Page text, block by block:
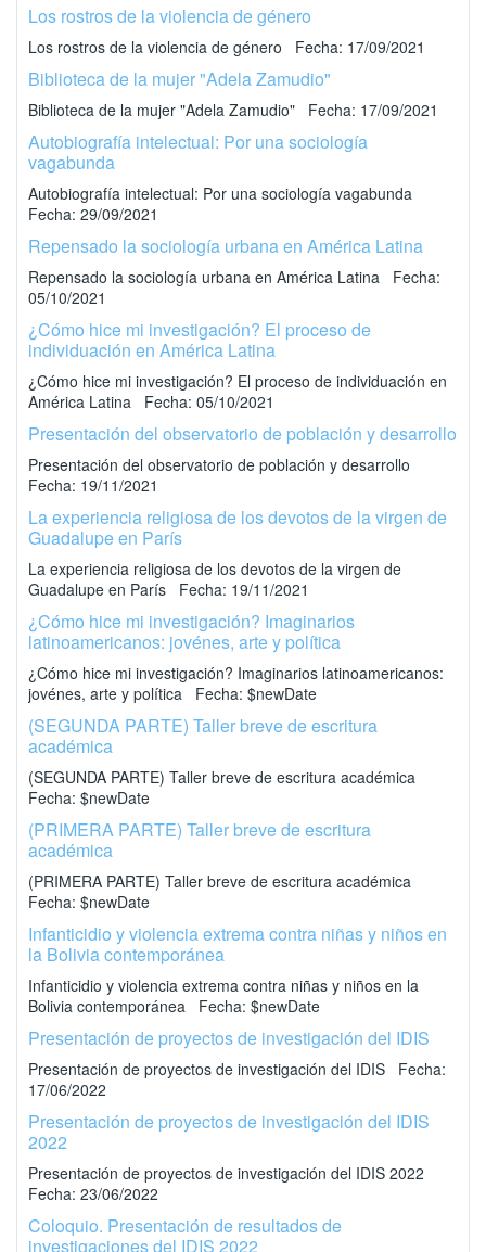
Los rostros de la violencia de género
Los rostros de la violencia de género Fecha: 17/09/2021
Biblioteca de la mujer "Adela Zamudio"
Biblioteca de la mujer "Adela Zamudio" Fecha: 17/09/2021
Autobiografía intelectual: Por una sociología
vagabunda
Autobiografía intelectual: Por una sociología vagabunda
Fecha: 29/09/2021
Repensado la sociología urbana en América Latina
Repensado la sociología urbana en América Latina Fecha:
05/10/2021
¿Cómo hice mi investigación? El proceso de
individuación en América Latina
¿Cómo hice mi investigación? El proceso de individuación en
América Latina Fecha: 05/10/2021
Presentación del observatorio de población y desarrollo
Presentación del observatorio de población y desarrollo
Fecha: 19/11/2021
La experiencia religiosa de los devotos de la virgen de
Guadalupe en París
La experiencia religiosa de los devotos de la virgen de
Guadalupe en París Fecha: 19/11/2021
¿Cómo hice mi investigación? Imaginarios
latinoamericanos: jovénes, arte y política
¿Cómo hice mi investigación? Imaginarios latinoamericanos:
jovénes, arte y política Fecha: $newDate
(SEGUNDA PARTE) Taller breve de escritura
académica
(SEGUNDA PARTE) Taller breve de escritura académica
Fecha: $newDate
(PRIMERA PARTE) Taller breve de escritura
académica
(PRIMERA PARTE) Taller breve de escritura académica
Fecha: $newDate
Infanticidio y violencia extrema contra niñas y niños en
la Bolivia contemporánea
Infanticidio y violencia extrema contra niñas y niños en la
Bolivia contemporánea Fecha: $newDate
Presentación de proyectos de investigación del IDIS
Presentación de proyectos de investigación del IDIS Fecha:
17/06/2022
Presentación de proyectos de investigación del IDIS
2022
Presentación de proyectos de investigación del IDIS 2022
Fecha: 23/06/2022
Coloquio. Presentación de resultados de
investigaciones del IDIS 2022